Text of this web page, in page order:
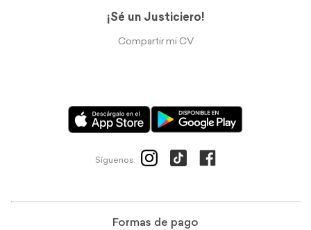
¡Sé un Justiciero!
Compartir mi CV
Síguenos:
Formas de pago